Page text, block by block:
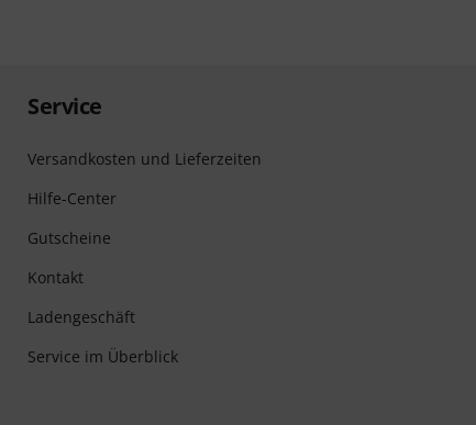
Service
Versandkosten und Lieferzeiten
Hilfe-Center
Gutscheine
Kontakt
Ladengeschäft
Service im Überblick